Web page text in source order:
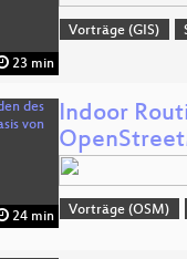
23 min
Vorträge (GIS)
24 min
Indoor
Vorträge (OSM)